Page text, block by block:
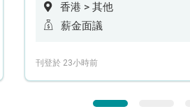
香港 > 其他
薪金面議
刊登於 23小時前